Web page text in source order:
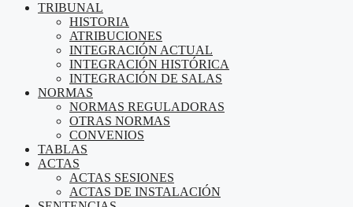
TRIBUNAL
HISTORIA
ATRIBUCIONES
INTEGRACIÓN ACTUAL
INTEGRACIÓN HISTÓRICA
INTEGRACIÓN DE SALAS
NORMAS
NORMAS REGULADORAS
OTRAS NORMAS
CONVENIOS
TABLAS
ACTAS
ACTAS SESIONES
ACTAS DE INSTALACIÓN